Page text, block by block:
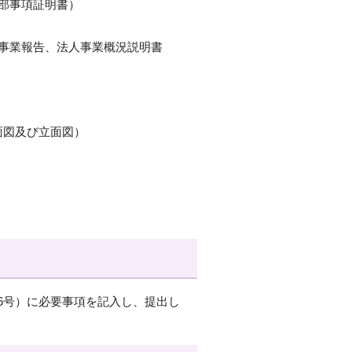
項証明書）
業報告、法人事業概況説明書
及び立面図）
）に必要事項を記入し、提出し